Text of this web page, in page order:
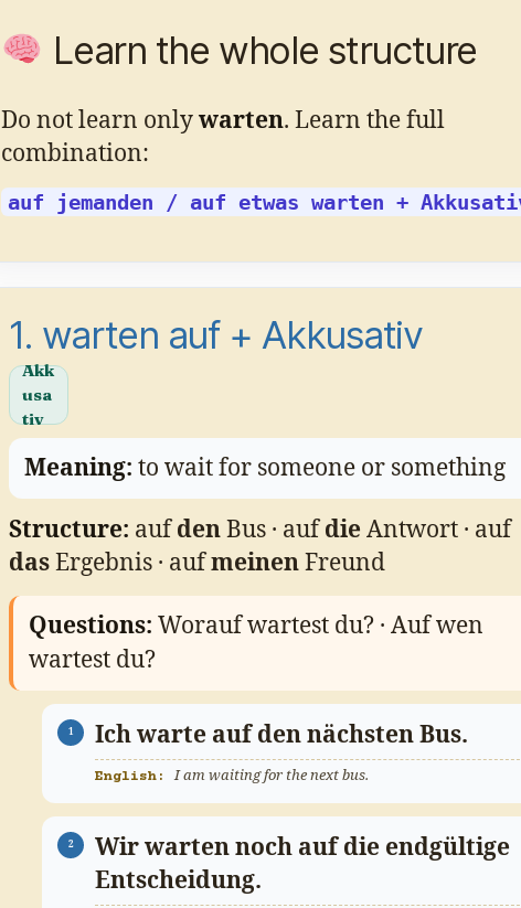
Learn the whole structure
Do not learn onlywarten. Learn the full
combination:
auf jemanden / auf etwas warten +
1. warten auf + Akkusativ
Akk
usa
tiv
Meaning: to wait for someone or something
Structure: aufdenBus · aufdie Antwort · auf
dasErgebnis · aufmeinenFreund
Questions: Worauf wartest du? · Auf wen
wartest du?
Ich warte auf den nächsten Bus.
I am waiting for the next bus.
Wir warten noch auf die endgültige
Entscheidung.